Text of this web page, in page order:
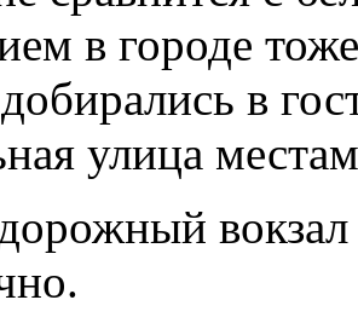
в городе
в
улица
вокзал